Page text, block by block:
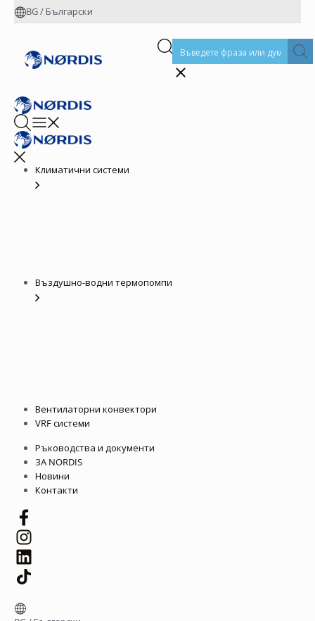
BG/ Български
Климатични системи
Въздушно-водни термопомпи
Вентилаторни конвектори
VRF системи
Ръководства и документи
ЗА NORDIS
Новини
Контакти